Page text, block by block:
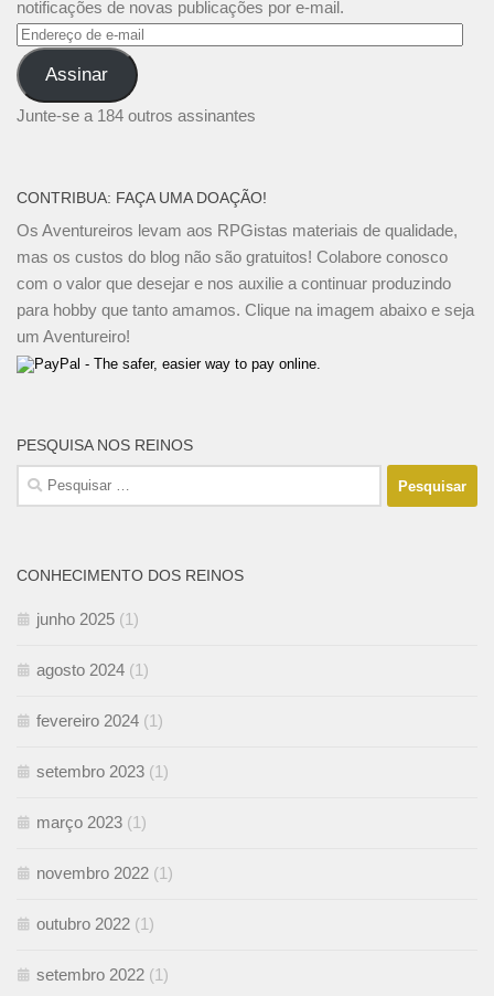
notificações de novas publicações por e-mail.
Endereço
de
e-
mail
Assinar
Junte-se a 184 outros assinantes
CONTRIBUA: FAÇA UMA DOAÇÃO!
Os Aventureiros levam aos RPGistas materiais de qualidade,
mas os custos do blog não são gratuitos! Colabore conosco
com o valor que desejar e nos auxilie a continuar produzindo
para hobby que tanto amamos. Clique na imagem abaixo e seja
um Aventureiro!
PESQUISA NOS REINOS
Pesquisar
por:
CONHECIMENTO DOS REINOS
junho 2025 (1)
agosto 2024 (1)
fevereiro 2024 (1)
setembro 2023 (1)
março 2023 (1)
novembro 2022 (1)
outubro 2022 (1)
setembro 2022 (1)